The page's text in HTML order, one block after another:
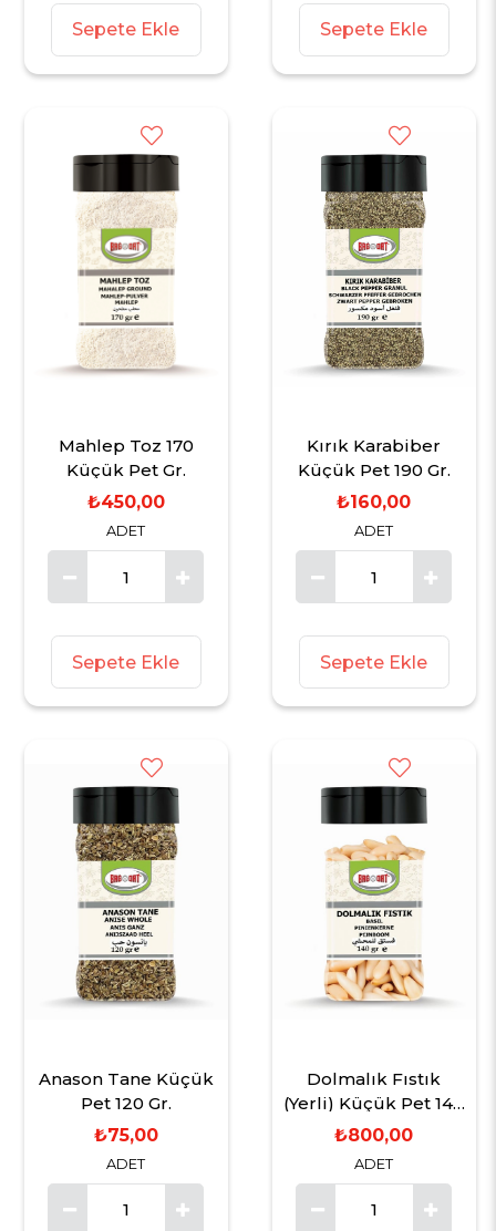
Sepete Ekle Sepete Ekle
Mahlep Toz 170
Küçük Pet Gr.
ADET
₺450,00
Sepete Ekle
Kırık Karabiber
Küçük Pet 190 Gr.
ADET
₺160,00
Sepete Ekle
Anason Tane Küçük
Pet 120 Gr.
ADET
₺75,00
Dolmalık Fıstık
(Yerli) Küçük Pet 140
Gr.
ADET
₺800,00